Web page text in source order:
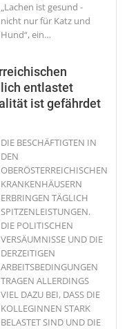
„Lachen ist gesund -
nicht nur für Katz und
Hund“, ein…
entlastet
ist gefährdet
DIE BESCHÄFTIGTEN IN
DEN
OBERÖSTERREICHISCHEN
KRANKENHÄUSERN
ERBRINGEN TÄGLICH
SPITZENLEISTUNGEN.
DIE POLITISCHEN
VERSÄUMNISSE UND DIE
DERZEITIGEN
ARBEITSBEDINGUNGEN
TRAGEN ALLERDINGS
VIEL DAZU BEI, DASS DIE
KOLLEGINNEN STARK
BELASTET SIND UND DIE